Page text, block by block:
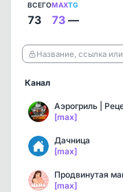
ВСЕГО
73
MAX
73
TG
—
Название, ссылка
Канал
Аэрогриль |
[max]
Дачница
[max]
Продвинутая
[max]